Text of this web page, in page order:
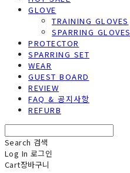
GLOVE
TRAINING GLOVES
SPARRING GLOVES
PROTECTOR
SPARRING SET
WEAR
GUEST BOARD
REVIEW
FAQ & 공지사항
REFURB
Search 검색
Log In 로그인
Cart장바구니